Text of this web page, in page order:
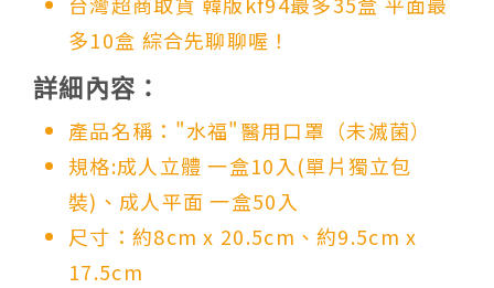
多10盒 綜合先聊聊喔！
詳細內容：
產品名稱："水福"醫用口罩（未滅菌）
規格:成人立體 一盒10入(單片獨立包
裝)、成人平面 一盒50入
尺寸：約8cm x 20.5cm、約9.5cm x
17.5cm